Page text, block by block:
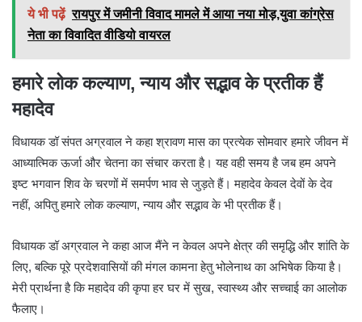
ये भी पढ़ें रायपुर में जमीनी विवाद मामले में आया नया मोड़,युवा कांग्रेस
नेता का विवादित वीडियो वायरल
हमारे लोक कल्याण, न्याय और सद्भाव के प्रतीक हैं
महादेव
विधायक डॉ संपत अग्रवाल ने कहा श्रावण मास का प्रत्येक सोमवार हमारे जीवन में
आध्यात्मिक ऊर्जा और चेतना का संचार करता है। यह वही समय है जब हम अपने
इष्ट भगवान शिव के चरणों में समर्पण भाव से जुड़ते हैं। महादेव केवल देवों के देव
नहीं, अपितु हमारे लोक कल्याण, न्याय और सद्भाव के भी प्रतीक हैं।
विधायक डॉ अग्रवाल ने कहा आज मैंने न केवल अपने क्षेत्र की समृद्धि और शांति के
लिए, बल्कि पूरे प्रदेशवासियों की मंगल कामना हेतु भोलेनाथ का अभिषेक किया है।
मेरी प्रार्थना है कि महादेव की कृपा हर घर में सुख, स्वास्थ्य और सच्चाई का आलोक
फैलाए।